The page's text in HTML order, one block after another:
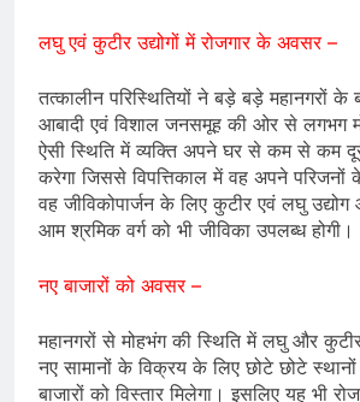
लघु एवं कुटीर उद्योगों में रोजगार के अवसर –
तत्कालीन परिस्थितियों ने बड़े बड़े महानगरों के
आबादी एवं विशाल जनसमूह की ओर से लगभग
ऐसी स्थिति में व्यक्ति अपने घर से कम से कम
करेगा जिससे विपत्तिकाल में वह अपने
वह जीविकोपार्जन के लिए कुटीर एवं लघु
आम श्रमिक वर्ग को भी जीविका उपलब्ध होगी।
नए बाजारों को अवसर –
महानगरों से मोहभंग की स्थिति में लघु और कुटीर
नए सामानों के विक्रय के लिए छोटे छोटे
बाजारों को विस्तार मिलेगा। इसलिए यह भी